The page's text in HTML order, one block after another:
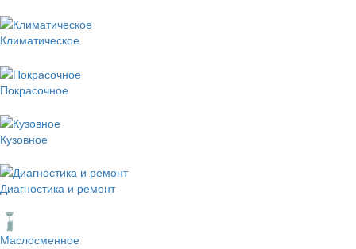
Климатическое
Покрасочное
Кузовное
Диагностика и ремонт
Маслосменное